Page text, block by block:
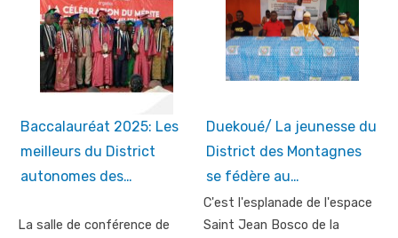
Baccalauréat 2025: Les
meilleurs du District
autonomes des…
La salle de conférence de
Duekoué/ La jeunesse du
District des Montagnes
se fédère au…
C'est l'esplanade de l'espace
Saint Jean Bosco de la